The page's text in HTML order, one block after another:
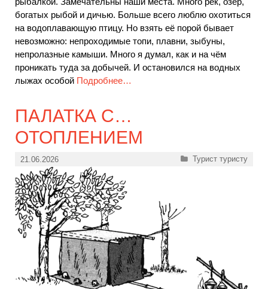
богатых рыбой и дичью. Больше всего люблю охотиться
на водоплавающую птицу. Но взять её порой бывает
невозможно: непроходимые топи, плавни, зыбуны,
непролазные камыши. Много я думал, как и на чём
проникать туда за добычей. И остановился на водных
лыжах особой Подробнее…
ПАЛАТКА С…
ОТОПЛЕНИЕМ
21.06.2026 Рубрики
Турист туристу